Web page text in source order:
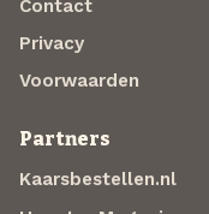
Contact
Privacy
Voorwaarden
Partners
Kaarsbestellen.nl